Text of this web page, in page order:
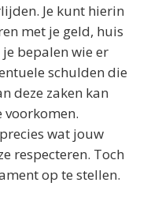
Je kunt hierin
met je geld, huis
bepalen wie er
schulden die
deze zaken kan
voorkomen.
wat jouw
respecteren. Toch
op te stellen.